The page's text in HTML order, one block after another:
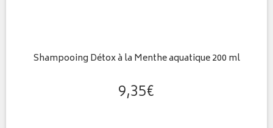
Shampooing Détox à la Menthe aquatique 200 ml
9,35€